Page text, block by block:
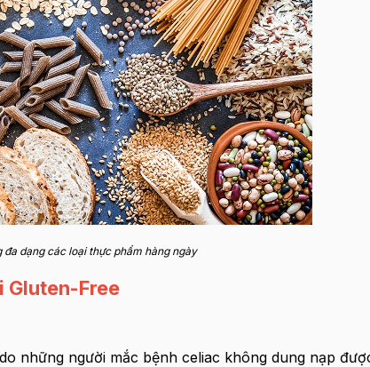
đa dạng các loại thực phẩm hàng ngày
Gluten-Free
những người mắc bệnh celiac không dung nạp